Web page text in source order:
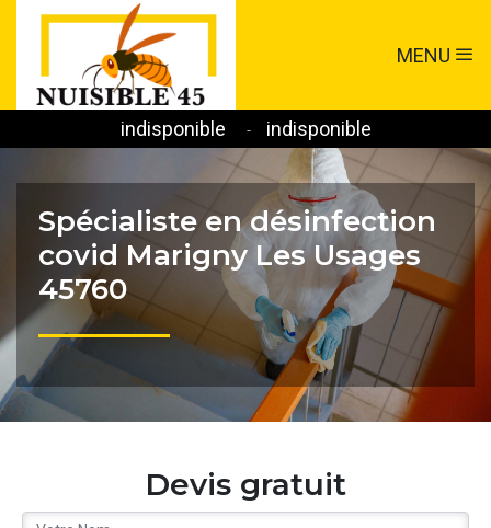
MENU
indisponible - indisponible
Spécialiste en désinfection
covid Marigny Les Usages
45760
Devis gratuit